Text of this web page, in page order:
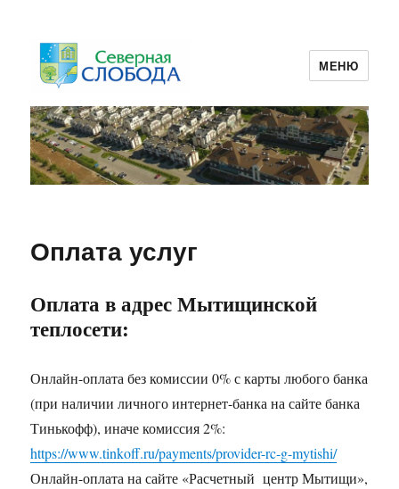
ТСЖ Северная Слобода 2
МЕНЮ
Оплата услуг
Оплата в адрес Мытищинской
теплосети:
Онлайн-оплата без комиссии 0% с карты любого банка
(при наличии личного интернет-банка на сайте банка
Тинькофф), иначе комиссия 2%:
https://www.tinkoff.ru/payments/provider-rc-g-mytishi/
Онлайн-оплата на сайте «Расчетный центр Мытищи»,